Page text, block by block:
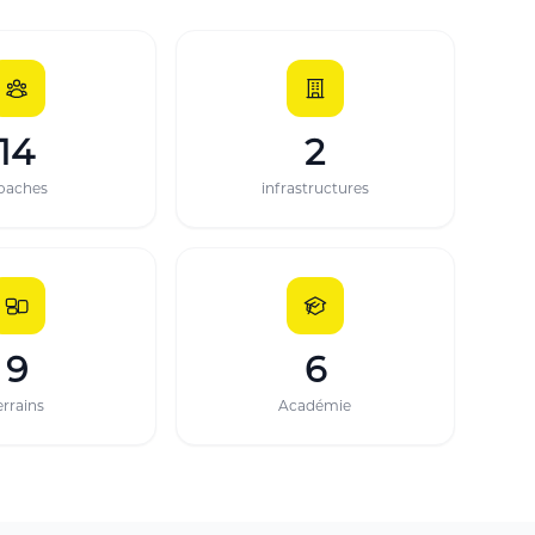
2
infrastructures
9 6
Académie